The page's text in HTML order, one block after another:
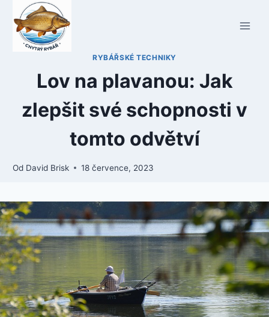
Přeskočit
obsah
RYBÁŘSKÉ TECHNIKY
Lov na plavanou: Jak
zlepšit své schopnosti v
tomto odvětví
Od David Brisk 18 července, 2023